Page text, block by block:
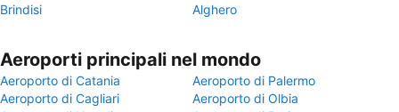
Brindisi
Alghero
Aeroporti principali nel mondo
Aeroporto di Catania
Aeroporto di Palermo
Aeroporto di Cagliari
Aeroporto di Olbia